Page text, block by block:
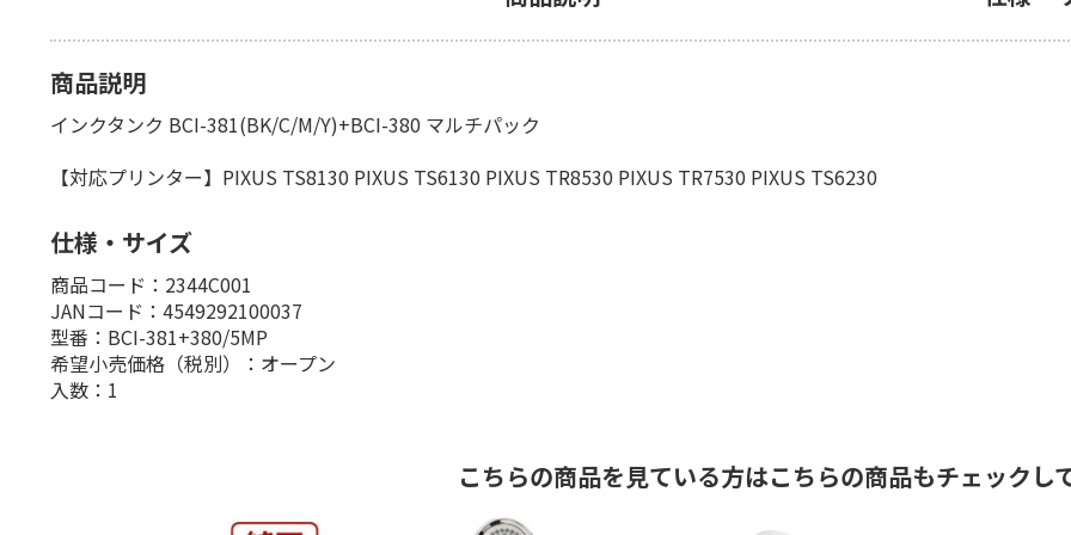
商品説明
インクタンク BCI-381(BK/C/M/Y)+BCI-380 マルチパック
【対応プリンター】PIXUS TS8130 PIXUS TS6130 PIXUS TR8530 PIXUS TR7530 PIXUS TS6230
仕様・サイズ
商品コード：2344C001
JANコード：4549292100037
型番：BCI-381+380/5MP
希望小売価格（税別）：オープン
入数：1
こちらの商品を見ている方はこちらの商品もチェックし